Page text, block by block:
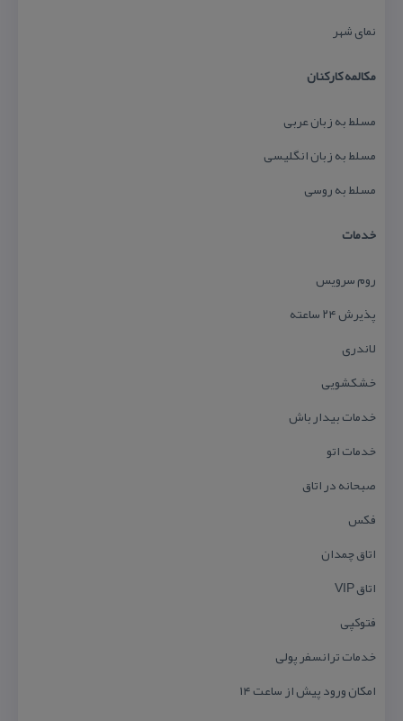
نمای شهر
مكالمه كاركنان
مسلط به زبان عربی
مسلط به زبان انگلیسی
مسلط به روسی
خدمات
روم سرویس
پذیرش ۲۴ ساعته
لاندری
خشكشویی
خدمات بیدار باش
خدمات اتو
صبحانه در اتاق
فكس
اتاق چمدان
اتاق VIP
فتوكپی
خدمات ترانسفر پولی
امكان ورود پیش از ساعت ۱۴